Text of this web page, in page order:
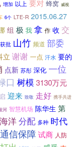
增加 以上 要对 蜂窝 威视
6个 LTE-R 2015.06.27
组 极 我 拿 作 收 交
获批 山竹 频道 部委
立 谢谢 一点 汗水 要的
点新 苏彤 深化 一位
口 树模 3130万元
迎来 致敬 走好 携手共进
河 智慧机场 陈华生 第
海洋分配 多种 时代
通信保障试商 人防